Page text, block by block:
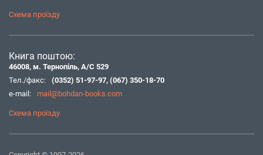
Схема проїзду
Книга поштою:
46008, м. Тернопіль, А/С 529
Тел./факс:
(0352) 51-97-97, (067) 350-18-70
e-mail:
mail@bohdan-books.com
Схема проїзду